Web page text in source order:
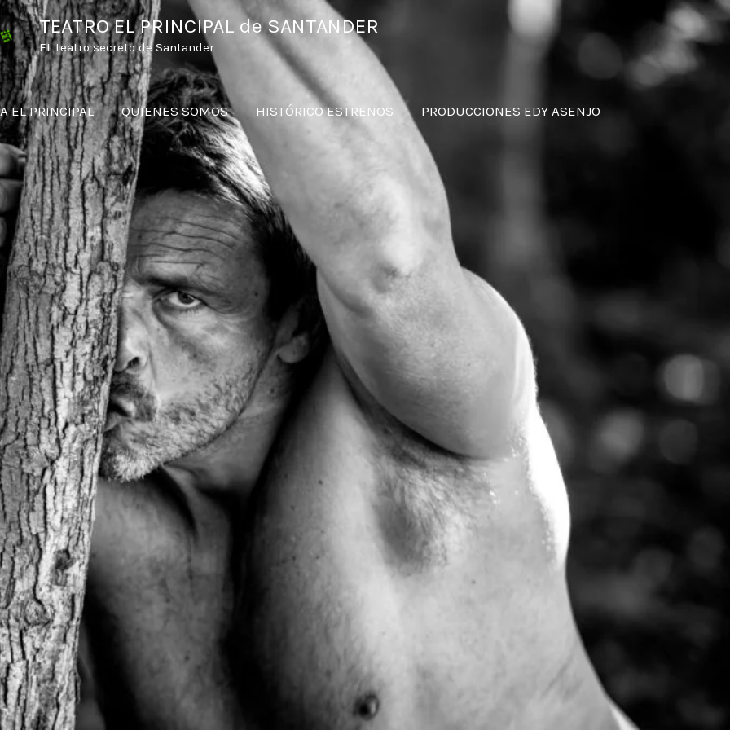
TEATRO EL PRINCIPAL de SANTANDER
EL teatro secreto de Santander
EL PRINCIPAL QUIENES SOMOS HISTÓRICO ESTRENOS PRODUCCIONES EDY ASENJO